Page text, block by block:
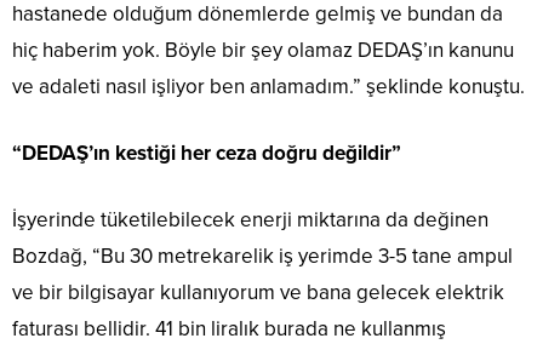
hastanede olduğum dönemlerde gelmiş ve bundan da
hiç haberim yok. Böyle bir şey olamaz DEDAŞ’ın kanunu
ve adaleti nasıl işliyor ben anlamadım.” şeklinde konuştu.
“DEDAŞ’ın kestiği her ceza doğru değildir”
İşyerinde tüketilebilecek enerji miktarına da değinen
Bozdağ, “Bu 30 metrekarelik iş yerimde 3-5 tane ampul
ve bir bilgisayar kullanıyorum ve bana gelecek elektrik
faturası bellidir. 41 bin liralık burada ne kullanmış